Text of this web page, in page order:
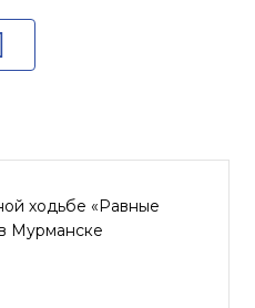
ходьбе «Равные
Мурманске